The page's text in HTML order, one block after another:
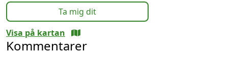
Ta mig dit
Visa på kartan
Kommentarer